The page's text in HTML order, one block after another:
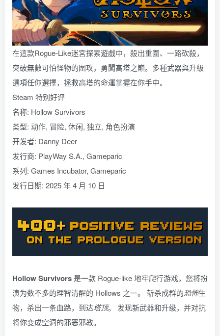
在這款Rogue-Like迷宮探索遊戲中，殺出重圍、一路砍殺，
突破無數可怕怪物的圍攻，勇闖高塔之巔。多種武器與升級
選項任你選擇，拯救高塔的命運掌握在你手中。
Steam 特别好评
名称: Hollow Survivors
类型: 动作, 冒险, 休闲, 独立, 角色扮演
开发者: Danny Deer
发行商: PlayWay S.A., Gameparic
系列: Games Incubator, Gameparic
发行日期: 2025 年 4 月 10 日
Hollow Survivors 是一款 Rogue-like 地牢爬行游戏，您将扮
演为数不多的理智清醒的 Hollows 之一。 斩杀成群的恐怖生
物，杀出一条血路，到达塔顶。 发现新武器和升级，并对抗
将你变成空洞的邪恶邪教。